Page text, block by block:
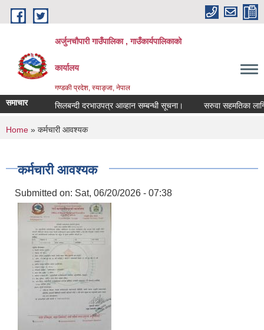
Skip to main content
अर्जुनचौपारी गाउँपालिका , गाउँकार्यपालिकाको
कार्यालय
गण्डकी प्रदेश, स्याङ्जा, नेपाल
समाचार सिलबन्दी दरभाउपत्र आव्हान सम्बन्धी सूचना। सरुवा सहमतिका लागि
You are here
Home » कर्मचारी आवश्यक
कर्मचारी आवश्यक
Submitted on: Sat, 06/20/2026 - 07:38